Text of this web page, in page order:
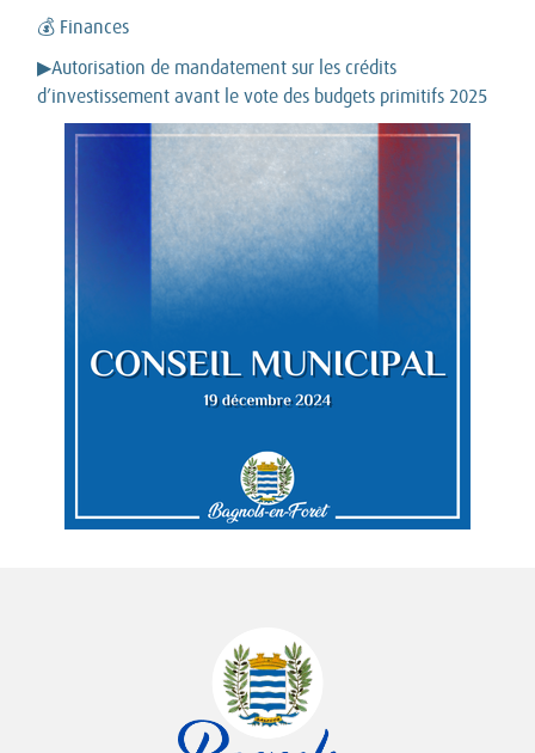
💰 Finances
▶Autorisation de mandatement sur les crédits
d’investissement avant le vote des budgets primitifs 2025